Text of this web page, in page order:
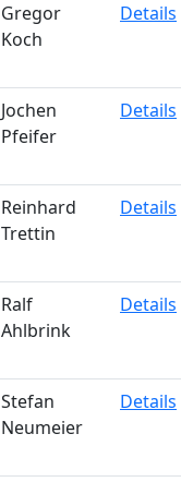
Gregor
Koch
Details
Jochen
Pfeifer
Details
Reinhard
Trettin
Details
Ralf
Ahlbrink
Details
Stefan
Neumeier
Details